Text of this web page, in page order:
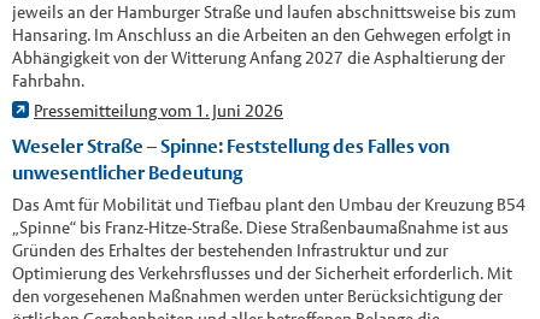
jeweils an der Hamburger Straße und laufen abschnittsweise bis zum
Hansaring. Im Anschluss an die Arbeiten an den Gehwegen erfolgt in
Abhängigkeit von der Witterung Anfang 2027 die Asphaltierung der
Fahrbahn.
Pressemitteilung vom 1. Juni 2026
Weseler Straße – Spinne: Feststellung des Falles von
unwesentlicher Bedeutung
Das Amt für Mobilität und Tiefbau plant den Umbau der Kreuzung B54
„Spinne“ bis Franz-Hitze-Straße. Diese Straßenbaumaßnahme ist aus
Gründen des Erhaltes der bestehenden Infrastruktur und zur
Optimierung des Verkehrsflusses und der Sicherheit erforderlich. Mit
den vorgesehenen Maßnahmen werden unter Berücksichtigung der